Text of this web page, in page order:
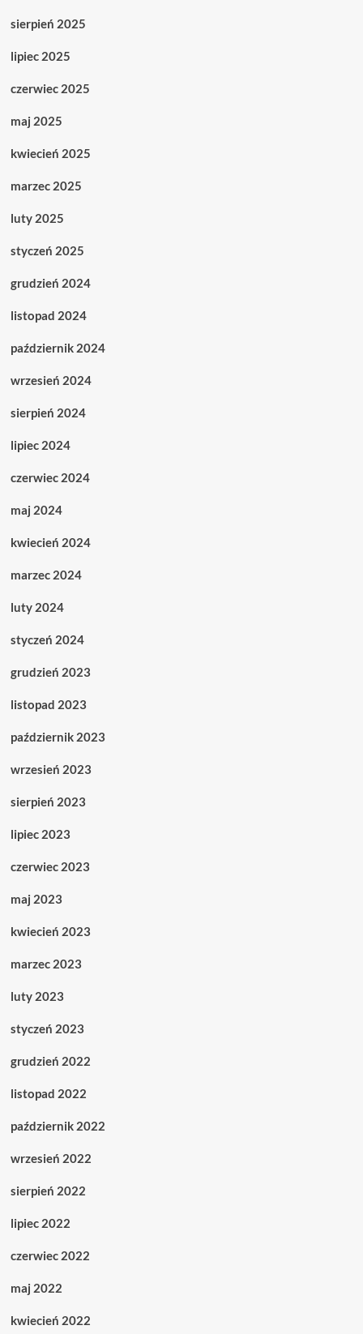
sierpień 2025
lipiec 2025
czerwiec 2025
maj 2025
kwiecień 2025
marzec 2025
luty 2025
styczeń 2025
grudzień 2024
listopad 2024
październik 2024
wrzesień 2024
sierpień 2024
lipiec 2024
czerwiec 2024
maj 2024
kwiecień 2024
marzec 2024
luty 2024
styczeń 2024
grudzień 2023
listopad 2023
październik 2023
wrzesień 2023
sierpień 2023
lipiec 2023
czerwiec 2023
maj 2023
kwiecień 2023
marzec 2023
luty 2023
styczeń 2023
grudzień 2022
listopad 2022
październik 2022
wrzesień 2022
sierpień 2022
lipiec 2022
czerwiec 2022
maj 2022
kwiecień 2022